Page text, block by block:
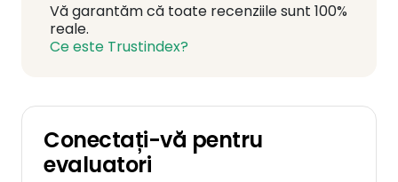
Vă garantăm că toate recenziile sunt 100%
reale.
Ce este Trustindex?
Conectați-vă pentru
evaluatori